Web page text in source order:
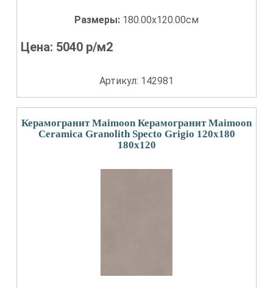
Размеры: 180.00x120.00см
Цена: 5040 р/м2
Артикул: 142981
Керамогранит Maimoon Керамогранит Maimoon
Ceramica Granolith Specto Grigio 120х180
180x120